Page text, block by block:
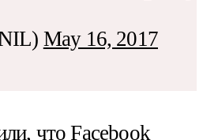
May 16, 2017
что Facebook